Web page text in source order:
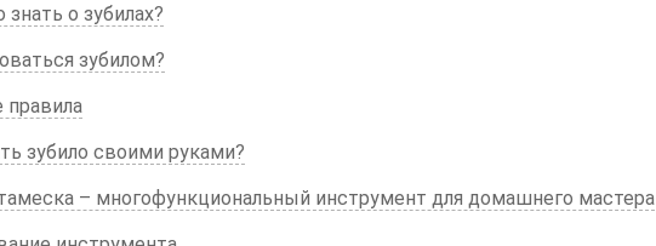
о зубилах?
зубилом?
зубило своими руками?
– многофункциональный инструмент для домашнего мастера